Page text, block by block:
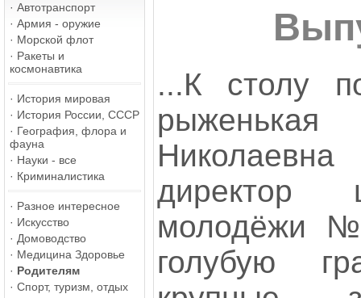
· Автотранспорт
· Армия - оружие
· Морской флот
· Ракеты и
космонавтика
· История мировая
· История России, СССР
· География, флора и
фауна
· Науки - все
· Криминалистика
· Разное интересное
· Искусство
· Домоводство
· Медицина Здоровье
· Родителям
· Спорт, туризм, отдых
...К столу
рыженькая
директор
молодёжи
голубую